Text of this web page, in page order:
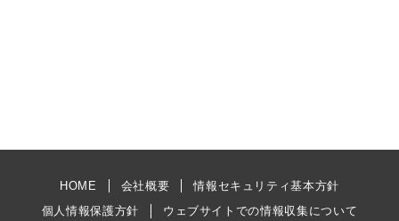
HOME 会社概要
情報セキュリティ基本方針
個人情報保護方針
ウェブサイトでの情報収集について